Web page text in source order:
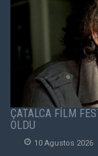
ÇATALCA FİLM
OLDU
10 Agustos 2026